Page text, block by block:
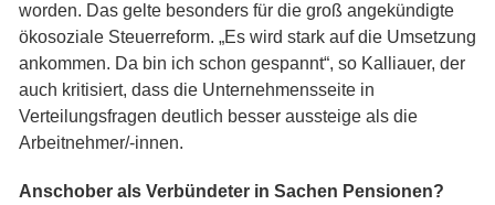
worden. Das gelte besonders für die groß angekündigte
ökosoziale Steuerreform. „Es wird stark auf die Umsetzung
ankommen. Da bin ich schon gespannt“, so Kalliauer, der
auch kritisiert, dass die Unternehmensseite in
Verteilungsfragen deutlich besser aussteige als die
Arbeitnehmer/-innen.
Anschober als Verbündeter in Sachen Pensionen?